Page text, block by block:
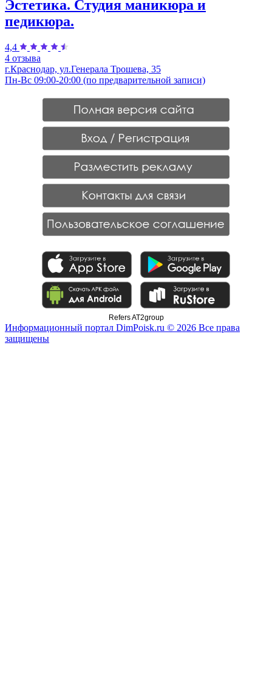
Эстетика. Студия маникюра и
педикюра.
4,4
4 отзыва
г.Краснодар, ул.Генерала Трошева, 35
Пн-Вс 09:00-20:00 (по предварительной записи)
Refers AT2group
Информационный портал DimPoisk.ru © 2026 Все права
защищены